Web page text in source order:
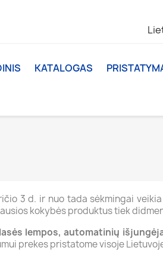
KATALOGAS
3 d. ir nuo tada sėkmingai
kokybės produktus tiek
lempos, automatinių
prekes pristatome visoje